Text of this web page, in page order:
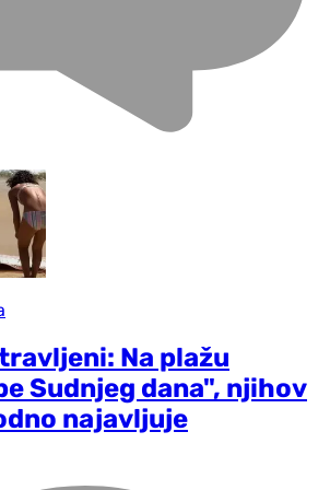
Na plažu
Sudnjeg dana", njihov
najavljuje